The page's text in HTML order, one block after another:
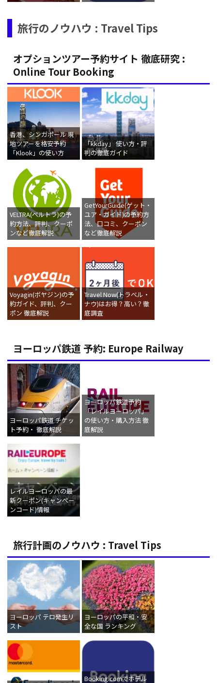
旅行のノウハウ : Travel Tips
オプションツアー予約サイト 徹底研究 :
Online Tour Booking
香港、シンガポール 現
地ツアーを格安予約
「Klook」の使い方
「kkday」 使い方・評
判の徹底ガイド
VELTRA(ベルトラ)の予
約方法、評判、クーポ
ンなど徹底解説
GetYourGuide(ゲット・
ユア・ガイド)の予約方
法、口コミ、クーポン
など徹底解説
Voyagin(ボヤジン)の予
約ガイド、評判、クー
ポン 徹底解説
Travel Now(トラベル・
ナウ)はお得？高い？徹
底調査
ヨーロッパ鉄道 予約: Europe Railway
ヨーロッパ鉄道 チケッ
ト予約・ 徹底解説
ヨーロッパ鉄道予約
「レイルヨーロッパ」
の使い方・購入方法 徹
底解説
レイルヨーロッパの最
新クーポン(キャンペー
ンコード)情報
旅行計画のノウハウ : Travel Tips
ヨーロッパ テロ発生リ
スト
ヨーロッパの平和・安
全な国 ランキング
Booking.comでホテル